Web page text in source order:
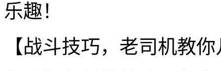
乐趣！
【战斗技巧，老司机教